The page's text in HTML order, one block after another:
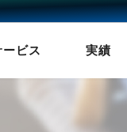
ービス 実績